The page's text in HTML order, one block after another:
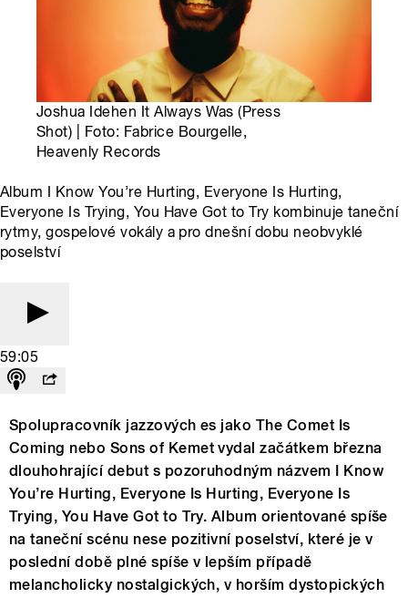
Joshua Idehen It Always Was (Press
Shot) | Foto: Fabrice Bourgelle,
Heavenly Records
Album I Know You’re Hurting, Everyone Is Hurting,
Everyone Is Trying, You Have Got to Try kombinuje taneční
rytmy, gospelové vokály a pro dnešní dobu neobvyklé
poselství
59:05
Spolupracovník jazzových es jako The Comet Is
Coming nebo Sons of Kemet vydal začátkem března
dlouhohrající debut s pozoruhodným názvem I Know
You’re Hurting, Everyone Is Hurting, Everyone Is
Trying, You Have Got to Try. Album orientované spíše
na taneční scénu nese pozitivní poselství, které je v
poslední době plné spíše v lepším případě
melancholicky nostalgických, v horším dystopických